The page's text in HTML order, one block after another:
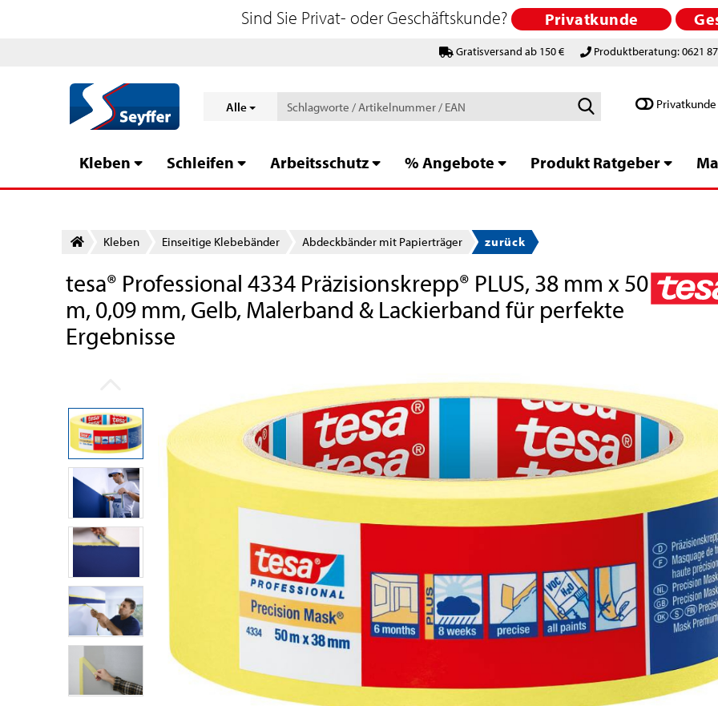
Gratisversand ab 150 € Produktberatung: 0621
Alle
Schlagworte
EAN
Privatkunde
Sind Sie Privat- oder Geschäftskunde? Privatkunde
Kleben Schleifen Arbeitsschutz % Angebote Produkt Ratgeber
Kleben Einseitige Klebebänder Abdeckbänder mit Papierträger zurück
tesa® Professional 4334 Präzisionskrepp® PLUS, 38 mm x 50
m, 0,09 mm, Gelb, Malerband & Lackierband für perfekte
Ergebnisse